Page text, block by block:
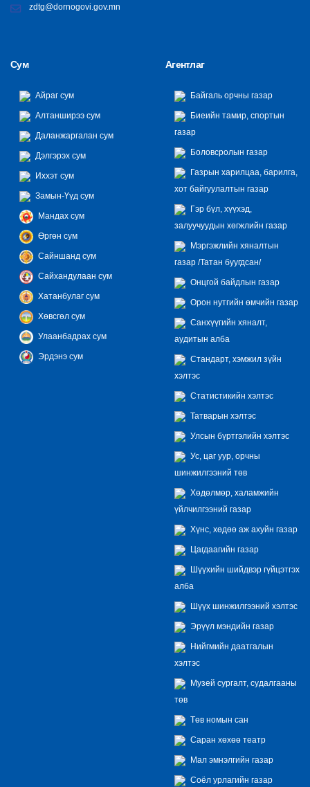
zdtg@dornogovi.gov.mn
Сум
Айраг сум
Алтанширээ сум
Даланжаргалан сум
Дэлгэрэх сум
Иххэт сум
Замын-Үүд сум
Мандах сум
Өргөн сум
Сайншанд сум
Сайхандулаан сум
Хатанбулаг сум
Хөвсгөл сум
Улаанбадрах сум
Эрдэнэ сум
Агентлаг
Байгаль орчны газар
Биеийн тамир, спортын
газар
Боловсролын газар
Газрын харилцаа, барилга,
хот байгуулалтын газар
Гэр бүл, хүүхэд,
залуучуудын хөгжлийн газар
Мэргэжлийн хяналтын
газар /Татан буугдсан/
Онцгой байдлын газар
Орон нутгийн өмчийн газар
Санхүүгийн хяналт,
аудитын алба
Стандарт, хэмжил зүйн
хэлтэс
Статистикийн хэлтэс
Татварын хэлтэс
Улсын бүртгэлийн хэлтэс
Ус, цаг уур, орчны
шинжилгээний төв
Хөдөлмөр, халамжийн
үйлчилгээний газар
Хүнс, хөдөө аж ахуйн газар
Цагдаагийн газар
Шүүхийн шийдвэр гүйцэтгэх
алба
Шүүх шинжилгээний хэлтэс
Эрүүл мэндийн газар
Нийгмийн даатгалын
хэлтэс
Музей сургалт, судалгааны
төв
Төв номын сан
Саран хөхөө театр
Мал эмнэлгийн газар
Соёл урлагийн газар